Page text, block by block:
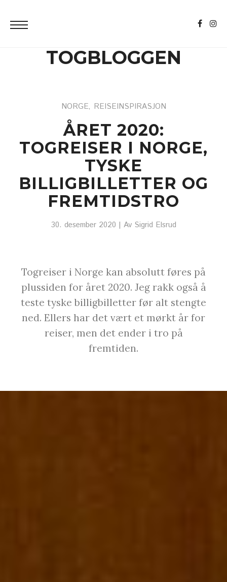
TOGBLOGGEN
NORGE, REISEINSPIRASJON
ÅRET 2020:
TOGREISER I NORGE,
TYSKE
BILLIGBILLETTER OG
FREMTIDSTRO
30. desember 2020 | Av Sigrid Elsrud
Togreiser i Norge kan absolutt føres på
plussiden for året 2020. Jeg rakk også å
teste tyske billigbilletter før alt stengte
ned. Ellers har det vært et mørkt år for
reiser, men det ender i tro på
fremtiden.